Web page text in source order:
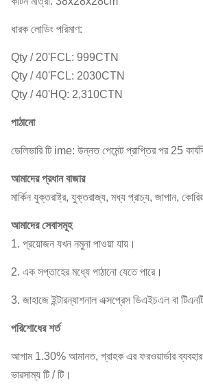
ধারক লোডিং পরিমাণ:
Qty / 20'FCL: 999CTN
Qty / 40'FCL: 2030CTN
Qty / 40'HQ: 2,310CTN
পাঠানো
ডেলিভারি টি ime: উন্নত পেমেন্ট প্রাপ্তির পর 25
আমাদের প্রধান বাজার
মার্কিন যুক্তরাষ্ট্র, যুক্তরাজ্য, মধ্য প্রাচ্য, জাপান,
আমাদের সেবাসমূহ
1. প্রয়োজন যখন নমুনা পাওয়া যায়।
2. এক সপ্তাহের মধ্যে পাঠানো যেতে পারে।
3. জাহাজে ইন্টারন্যাশনাল এক্সপ্রেস ডিএইচএল বা
পরিশোধের শর্ত
আগাম 1.30% আমানত, গ্রাহক এর ফরওয়ার্ডার
ভারসাম্য টি / টি।